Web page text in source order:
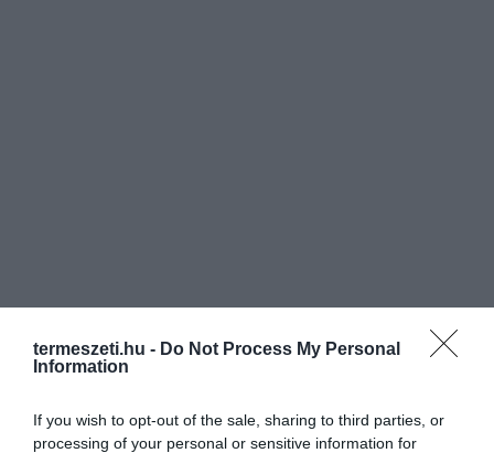
termeszeti.hu - Do Not Process My Personal
Information
If you wish to opt-out of the sale, sharing to third parties, or
processing of your personal or sensitive information for